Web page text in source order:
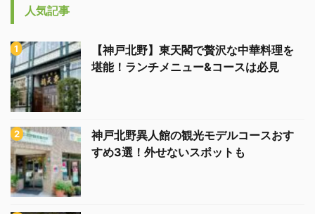
人気記事
【神戸北野】東天閣で贅沢な中華料理を
堪能！ランチメニュー&コースは必見
神戸北野異人館の観光モデルコースおす
すめ3選！外せないスポットも